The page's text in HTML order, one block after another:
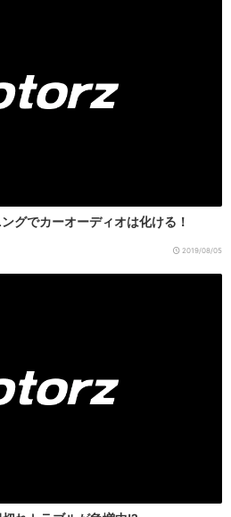
グでカーオーディオは化ける！
2019/08/05